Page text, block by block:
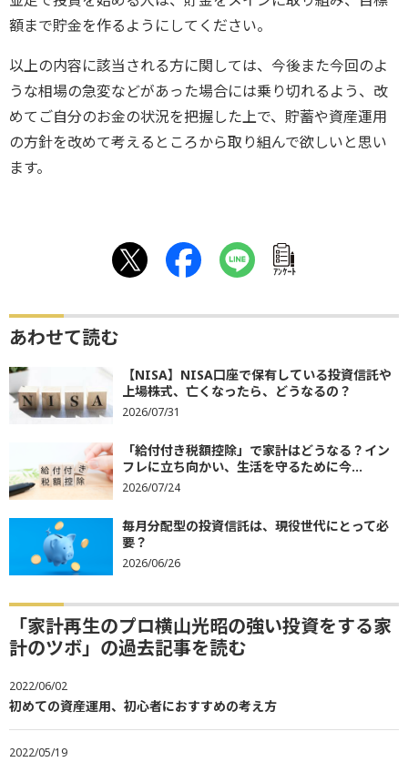
額まで貯金を作るようにしてください。
以上の内容に該当される方に関しては、今後また今回のよ
うな相場の急変などがあった場合には乗り切れるよう、改
めてご自分のお金の状況を把握した上で、貯蓄や資産運用
の方針を改めて考えるところから取り組んで欲しいと思い
ます。
ｱﾝｹｰﾄ
あわせて読む
【NISA】NISA口座で保有している投資信託や
上場株式、亡くなったら、どうなるの？
2026/07/31
「給付付き税額控除」で家計はどうなる？イン
フレに立ち向かい、生活を守るために今...
2026/07/24
毎月分配型の投資信託は、現役世代にとって必
要？
2026/06/26
「家計再生のプロ横山光昭の強い投資をする家
計のツボ」の過去記事を読む
2022/06/02
初めての資産運用、初心者におすすめの考え方
2022/05/19